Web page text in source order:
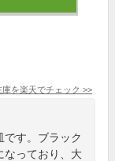
庫を楽天でチェック >>
です。ブラック
なっており、大